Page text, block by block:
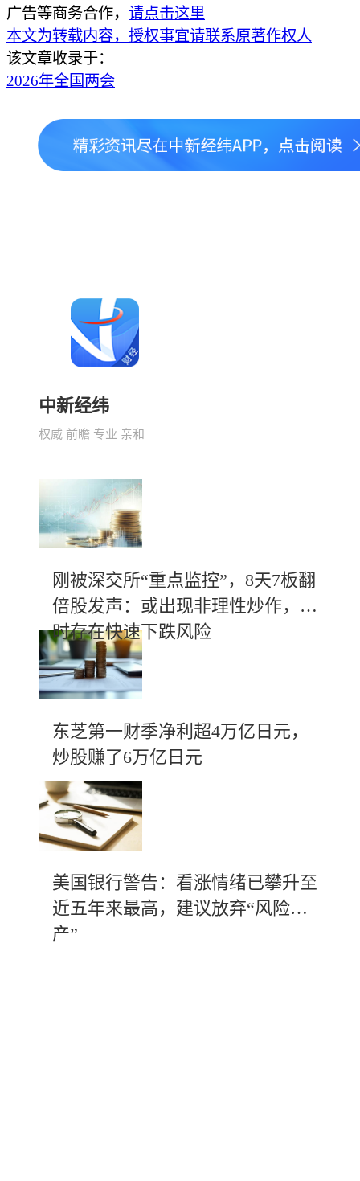
广告等商务合作， 请点击这里
本文为转载内容，授权事宜请联系原著作权人
该文章收录于：
2026年全国两会
中新经纬
权威 前瞻 专业 亲和
刚被深交所“重点监控”，8天7板翻
倍股发声：或出现非理性炒作，随
时存在快速下跌风险
东芝第一财季净利超4万亿日元，
炒股赚了6万亿日元
美国银行警告：看涨情绪已攀升至
近五年来最高，建议放弃“风险资
产”